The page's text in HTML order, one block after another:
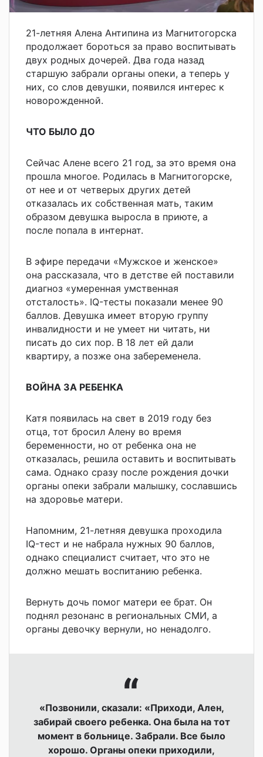
21-летняя Алена Антипина из Магнитогорска
продолжает бороться за право воспитывать
двух родных дочерей. Два года назад
старшую забрали органы опеки, а теперь у
них, со слов девушки, появился интерес к
новорожденной.
ЧТО БЫЛО ДО
Сейчас Алене всего 21 год, за это время она
прошла многое. Родилась в Магнитогорске,
от нее и от четверых других детей
отказалась их собственная мать, таким
образом девушка выросла в приюте, а
после попала в интернат.
В эфире передачи «Мужское и женское»
она рассказала, что в детстве ей поставили
диагноз «умеренная умственная
отсталость». IQ-тесты показали менее 90
баллов. Девушка имеет вторую группу
инвалидности и не умеет ни читать, ни
писать до сих пор. В 18 лет ей дали
квартиру, а позже она забеременела.
ВОЙНА ЗА РЕБЕНКА
Катя появилась на свет в 2019 году без
отца, тот бросил Алену во время
беременности, но от ребенка она не
отказалась, решила оставить и воспитывать
сама. Однако сразу после рождения дочки
органы опеки забрали малышку, сославшись
на здоровье матери.
Напомним, 21-летняя девушка проходила
IQ-тест и не набрала нужных 90 баллов,
однако специалист считает, что это не
должно мешать воспитанию ребенка.
Вернуть дочь помог матери ее брат. Он
поднял резонанс в региональных СМИ, а
органы девочку вернули, но ненадолго.
«Позвонили, сказали: «Приходи, Ален,
забирай своего ребенка. Она была на тот
момент в больнице. Забрали. Все было
хорошо. Органы опеки приходили,